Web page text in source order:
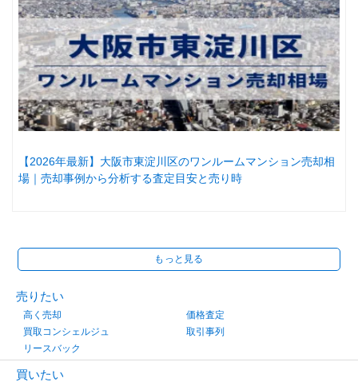
【2026年最新】大阪市東淀川区のワンルームマンション売却相
場｜売却事例から分析する査定目安と売り時
もっと見る
売りたい
高く売却
価格査定
買取コンシェルジュ
取引事列
リースバック
買いたい